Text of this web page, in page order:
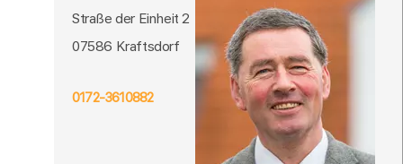
Straße der Einheit 2
07586 Kraftsdorf
0172-3610882